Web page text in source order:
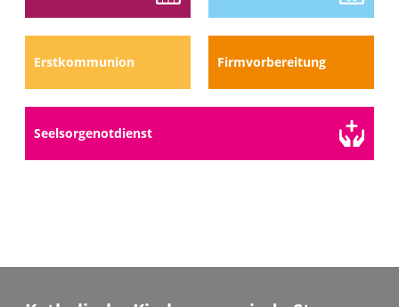
Erstkommunion Firmvorbereitung
Seelsorge­notdienst